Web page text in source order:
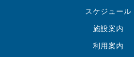
スケジュール
施設案内
利用案内